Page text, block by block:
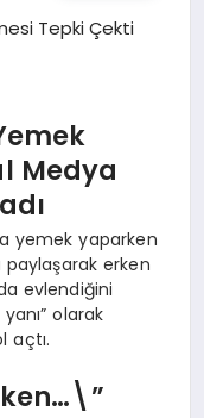
Medya
yemek yaparken
erken
evlendiğini
olarak
açtı.